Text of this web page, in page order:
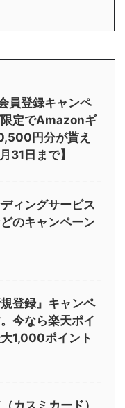
員登録キャンペ
定でAmazonギ
円分が貰え
31日まで】
ィングサービス
のキャンペーン
登録』キャンペ
今なら楽天ポイ
1,000ポイント
カスミカード）